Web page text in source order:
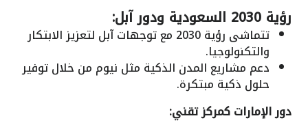
رؤية 2030 السعودية ودور آبل:
تتماشى رؤية 2030 مع توجهات آبل لتعزيز الابتكار
والتكنولوجيا.
دعم مشاريع المدن الذكية مثل نيوم من خلال توفير
حلول ذكية مبتكرة.
دور الإمارات كمركز تقني: